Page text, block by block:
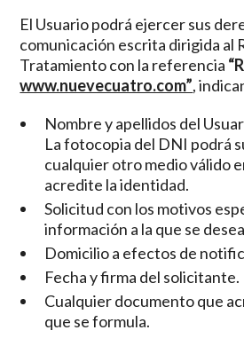
El Usuario podrá ejercer sus
comunicación escrita dirigida al
Tratamiento con la referencia
www.nuevecuatro.com”,
Nombre y apellidos del
La fotocopia del DNI podrá
cualquier otro medio válido
acredite la identidad.
Solicitud con los motivos
información a la que se
Domicilio a efectos de
Fecha y firma del solicitante.
Cualquier documento que
que se formula.